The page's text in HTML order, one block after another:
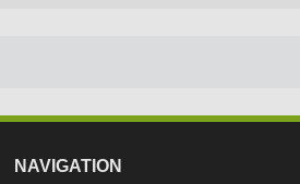
NAVIGATION